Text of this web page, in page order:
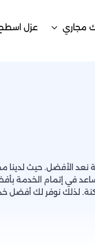
مجاري عزل
نعد الأفضل. حيث
تساعد في إتمام الخدمة
لذلك نوفر لك أفضل